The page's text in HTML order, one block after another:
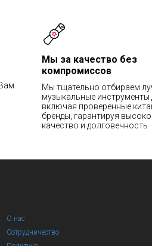
Мы за качество без
компромиссов
Мы тщательно отбираем
музыкальные инструменты
включая проверенные
бренды, гарантируя
качество и долговечность
О нас
Сотрудничество